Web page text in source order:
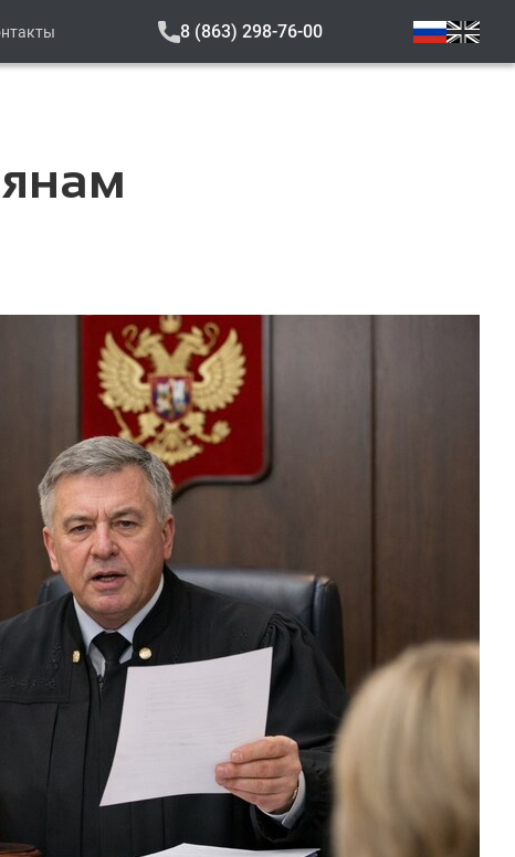
8 (863) 298-76-00